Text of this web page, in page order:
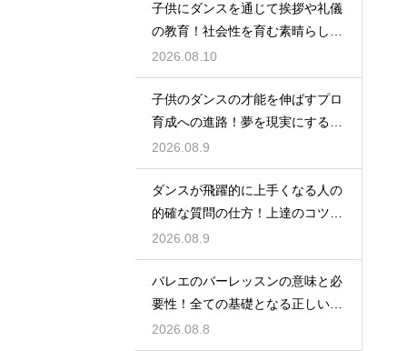
子供にダンスを通じて挨拶や礼儀
の教育！社会性を育む素晴らしい
習い事
2026.08.10
子供のダンスの才能を伸ばすプロ
育成への進路！夢を現実にするス
テップ
2026.08.9
ダンスが飛躍的に上手くなる人の
的確な質問の仕方！上達のコツを
引き出す
2026.08.9
バレエのバーレッスンの意味と必
要性！全ての基礎となる正しい姿
勢と軸を
2026.08.8